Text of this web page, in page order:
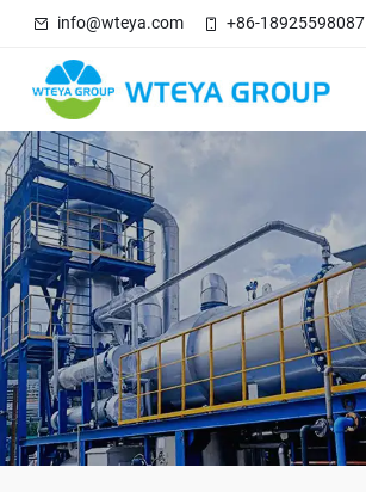
info@wteya.com +86-18925598087